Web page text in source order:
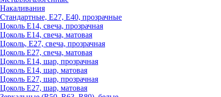
Накаливания
Стандартные, Е27, Е40, прозрачные
Цоколь Е14, свеча, прозрачная
Цоколь Е14, свеча, матовая
Цоколь, Е27, свеча, прозрачная
Цоколь Е27, свеча, матовая
Цоколь Е14, шар, прозрачная
Цоколь Е14, шар, матовая
Цоколь Е27, шар, прозрачная
Цоколь Е27, шар, матовая